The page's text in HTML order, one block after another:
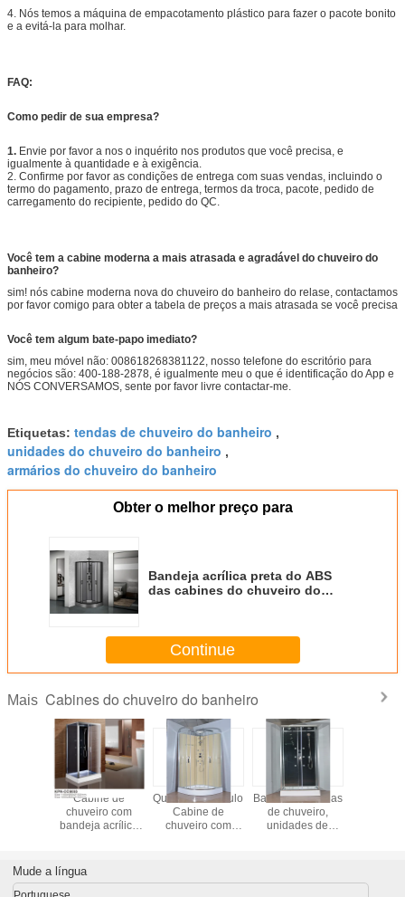
4. Nós temos a máquina de empacotamento plástico para fazer o pacote bonito
e a evitá-la para molhar.
FAQ:
Como pedir de sua empresa?
1. Envie por favor a nos o inquérito nos produtos que você precisa, e
igualmente à quantidade e à exigência.
2. Confirme por favor as condições de entrega com suas vendas, incluindo o
termo do pagamento, prazo de entrega, termos da troca, pacote, pedido de
carregamento do recipiente, pedido do QC.
Você tem a cabine moderna a mais atrasada e agradável do chuveiro do
banheiro?
sim! nós cabine moderna nova do chuveiro do banheiro do relase, contactamos
por favor comigo para obter a tabela de preços a mais atrasada se você precisa
Você tem algum bate-papo imediato?
sim, meu móvel não: 008618268381122, nosso telefone do escritório para
negócios são: 400-188-2878, é igualmente meu o que é identificação do App e
NÓS CONVERSAMOS, sente por favor livre contactar-me.
Etiquetas: tendas de chuveiro do banheiro ,
unidades do chuveiro do banheiro ,
armários do chuveiro do banheiro
Obter o melhor preço para
Bandeja acrílica preta do ABS
das cabines do chuveiro do
Continue
Mais Cabines do chuveiro do banheiro
Cabine de
chuveiro com
bandeja acrílica
de alumínio silício
Quadrante Círculo
Cabine de
chuveiro com
Banheiro Cabinas
de chuveiro,
unidades de
Mude a língua